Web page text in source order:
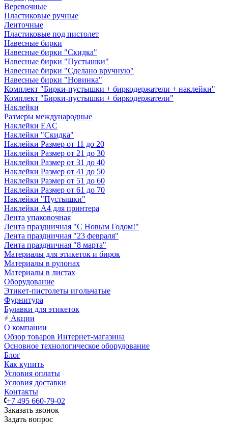
Веревочные
Пластиковые ручные
Ленточные
Пластиковые под пистолет
Навесные бирки
Навесные бирки "Скидка"
Навесные бирки "Пустышки"
Навесные бирки "Сделано вручную"
Навесные бирки "Новинка"
Комплект "Бирки-пустышки + биркодержатели + наклейки"
Комплект "Бирки-пустышки + биркодержатели"
Наклейки
Размеры международные
Наклейки EAC
Наклейки "Скидка"
Наклейки Размер от 11 до 20
Наклейки Размер от 21 до 30
Наклейки Размер от 31 до 40
Наклейки Размер от 41 до 50
Наклейки Размер от 51 до 60
Наклейки Размер от 61 до 70
Наклейки "Пустышки"
Наклейки А4 для принтера
Лента упаковочная
Лента праздничная "С Новым Годом!"
Лента праздничная "23 февраля"
Лента праздничная "8 марта"
Материалы для этикеток и бирок
Материалы в рулонах
Материалы в листах
Оборудование
Этикет-пистолеты игольчатые
Фурнитура
Булавки для этикеток
Акции
О компании
Обзор товаров Интернет-магазина
Основное технологическое оборудование
Блог
Как купить
Условия оплаты
Условия доставки
Контакты
+7 495 660-79-02
Заказать звонок
Задать вопрос